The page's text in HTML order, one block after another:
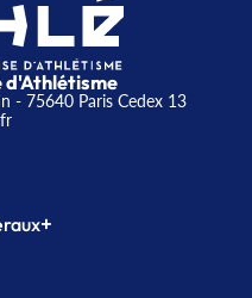
d'Athlétisme
- 75640 Paris Cedex 13
+